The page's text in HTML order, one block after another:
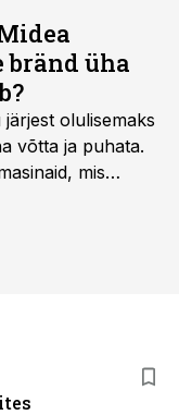
bränd üha
olulisemaks
võtta ja puhata.
mis